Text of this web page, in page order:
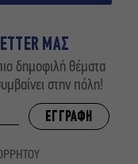
ΜΑΣ
δημοφιλή θέματα
στην πόλη!